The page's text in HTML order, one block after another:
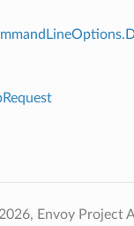
Envoy Project